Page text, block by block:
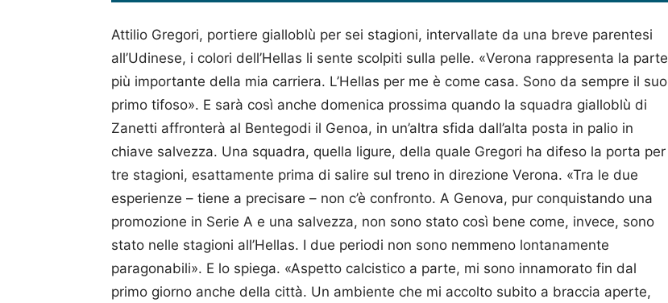
Attilio Gregori, portiere gialloblù per sei stagioni, intervallate da una breve parentesi
all’Udinese, i colori dell’Hellas li sente scolpiti sulla pelle. «Verona rappresenta la parte
più importante della mia carriera. L’Hellas per me è come casa. Sono da sempre il suo
primo tifoso». E sarà così anche domenica prossima quando la squadra gialloblù di
Zanetti affronterà al Bentegodi il Genoa, in un’altra sfida dall’alta posta in palio in
chiave salvezza. Una squadra, quella ligure, della quale Gregori ha difeso la porta per
tre stagioni, esattamente prima di salire sul treno in direzione Verona. «Tra le due
esperienze – tiene a precisare – non c’è confronto. A Genova, pur conquistando una
promozione in Serie A e una salvezza, non sono stato così bene come, invece, sono
stato nelle stagioni all’Hellas. I due periodi non sono nemmeno lontanamente
paragonabili». E lo spiega. «Aspetto calcistico a parte, mi sono innamorato fin dal
primo giorno anche della città. Un ambiente che mi accolto subito a braccia aperte,